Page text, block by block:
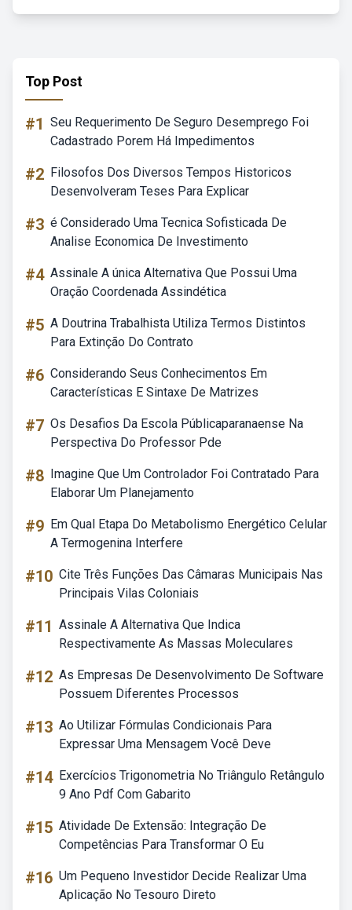
Top Post
#1 Seu Requerimento De Seguro Desemprego Foi
Cadastrado Porem Há Impedimentos
#2 Filosofos Dos Diversos Tempos Historicos
Desenvolveram Teses Para Explicar
#3 é Considerado Uma Tecnica Sofisticada De
Analise Economica De Investimento
#4 Assinale A única Alternativa Que Possui Uma
Oração Coordenada Assindética
#5 A Doutrina Trabalhista Utiliza Termos Distintos
Para Extinção Do Contrato
#6 Considerando Seus Conhecimentos Em
Características E Sintaxe De Matrizes
#7 Os Desafios Da Escola Públicaparanaense Na
Perspectiva Do Professor Pde
#8 Imagine Que Um Controlador Foi Contratado Para
Elaborar Um Planejamento
#9 Em Qual Etapa Do Metabolismo Energético Celular
A Termogenina Interfere
#10 Cite Três Funções Das Câmaras Municipais Nas
Principais Vilas Coloniais
#11 Assinale A Alternativa Que Indica
Respectivamente As Massas Moleculares
#12 As Empresas De Desenvolvimento De Software
Possuem Diferentes Processos
#13 Ao Utilizar Fórmulas Condicionais Para
Expressar Uma Mensagem Você Deve
#14 Exercícios Trigonometria No Triângulo Retângulo
9 Ano Pdf Com Gabarito
#15 Atividade De Extensão: Integração De
Competências Para Transformar O Eu
#16 Um Pequeno Investidor Decide Realizar Uma
Aplicação No Tesouro Direto